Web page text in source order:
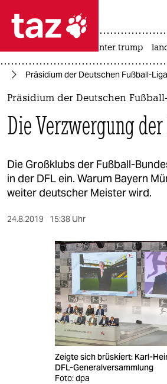
 taz zahl ich
taz zahl ich
politik
öko
gesellschaft
kultur
wahrheit
usa unter trump
Präsidium der Deutschen Fußball-
Präsidium der Deutschen
Die Verzwergung
Die Großklubs der Fußball-
in der DFL ein. Warum Bayern
weiter deutscher Meister wird.
24.8.2019 15:38 Uhr
Zeigte sich brüskiert: Karl-
DFL-Generalversammlung
Foto: dpa